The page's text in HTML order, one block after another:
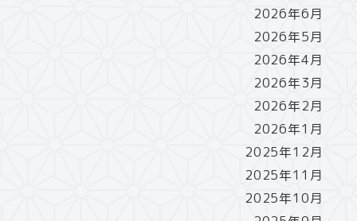
2026年6月
2026年5月
2026年4月
2026年3月
2026年2月
2026年1月
2025年12月
2025年11月
2025年10月